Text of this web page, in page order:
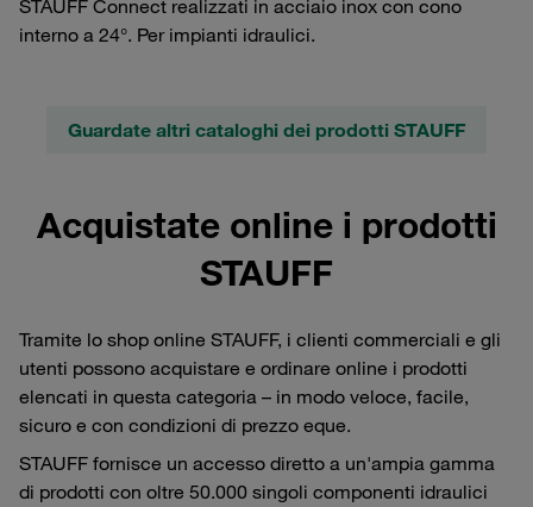
STAUFF Connect realizzati in acciaio inox con cono
interno a 24°. Per impianti idraulici.
Guardate altri cataloghi dei prodotti STAUFF
Acquistate online i prodotti
STAUFF
Tramite lo shop online STAUFF, i clienti commerciali e gli
utenti possono acquistare e ordinare online i prodotti
elencati in questa categoria – in modo veloce, facile,
sicuro e con condizioni di prezzo eque.
STAUFF fornisce un accesso diretto a un'ampia gamma
di prodotti con oltre 50.000 singoli componenti idraulici